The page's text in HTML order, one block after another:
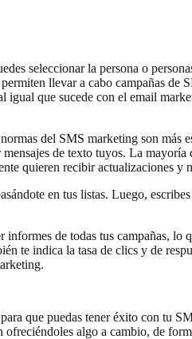
seleccionar la persona o
llevar a cabo campañas de
que sucede con el email
del SMS marketing son más
de texto tuyos. La
quieren recibir actualizaciones
en tus listas. Luego,
de todas tus campañas,
te indica la tasa de clics y de
que puedas tener éxito con tu
algo a cambio, de